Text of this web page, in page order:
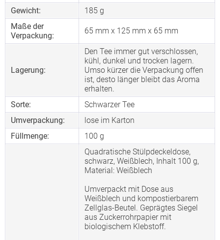
Gewicht:
185 g
Maße der
Verpackung:
65 mm x 125 mm x 65 mm
Lagerung:
Den Tee immer gut verschlossen,
kühl, dunkel und trocken lagern.
Umso kürzer die Verpackung offen
ist, desto länger bleibt das Aroma
erhalten.
Sorte:
Schwarzer Tee
Umverpackung:
lose im Karton
Füllmenge:
100 g
Quadratische Stülpdeckeldose,
schwarz, Weißblech, Inhalt 100 g,
Material: Weißblech
Umverpackt mit Dose aus
Weißblech und kompostierbarem
Zellglas-Beutel. Geprägtes Siegel
aus Zuckerrohrpapier mit
biologischem Klebstoff.